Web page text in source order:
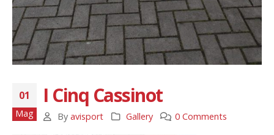
01
Mag
I Cinq Cassinot
By avisport Gallery 0 Comments